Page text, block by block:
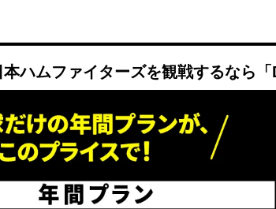
本ハムファイターズを観戦するなら